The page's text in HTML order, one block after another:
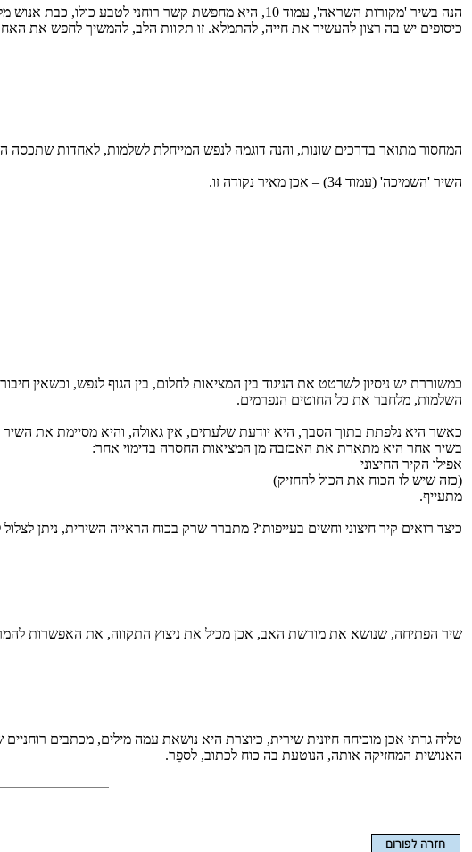
הנה בשיר 'מקורות השראה', עמוד 10, היא מחפשת קשר רוחני לטבע כולו, כבת אנוש מלאה
כיסופים יש בה רצון להעשיר את חייה, להתמלא. זו תקוות הלב, להמשיך לחפש את
המחסור מתואר בדרכים שונות, והנה דוגמה לנפש המייחלת לשלמות, לאחדות
השיר 'השמיכה' (עמוד 34) – אכן מאיר נקודה זו.
כמשוררת יש ניסיון לשרטט את הניגוד בין המציאות לחלום, בין הגוף לנפש,
השלמות, מלחבר את כל החוטים הנפרמים.
כאשר היא נלפתת בתוך הסבך, היא יודעת שלעתים, אין גאולה, והיא מסיימת את השיר
בשיר אחר היא מתארת את האכזבה מן המציאות החסרה בדימוי אחר:
אפילו הקיר החיצוני
(כזה שיש לו הכוח את הכול להחזיק)
מתעייף.
כיצד רואים קיר חיצוני וחשים בעייפותו? מתברר שרק בכוח הראייה השירית, ניתן לצלול
שיר הפתיחה, שנושא את מורשת האב, אכן מכיל את ניצוץ התקווה, את האפשרות להמריא
טליה גרתי אכן מוכיחה חיונית שירית, כיוצרת היא נושאת עמה מילים, מכתבים
האנושית המחזיקה אותה, הנוטעת בה כוח לכתוב, לספֵּר.